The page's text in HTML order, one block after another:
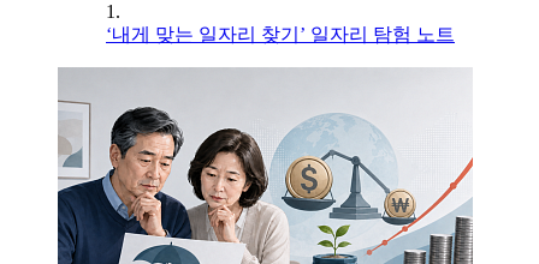
1.
‘내게 맞는 일자리 찾기’ 일자리 탐험 노트